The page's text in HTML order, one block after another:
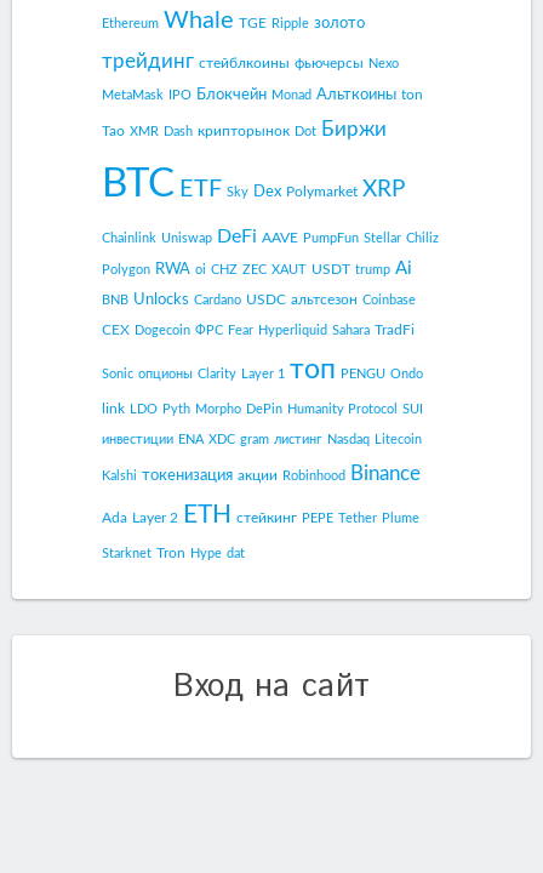
Ethereum Whale TGE Ripple золото
трейдинг стейблкоины фьючерсы Nexo
MetaMask IPO Блокчейн Monad Альткоины ton
Tao XMR Dash крипторынок Dot Биржи
BTC ETF Sky Dex Polymarket XRP
Chainlink Uniswap DeFi AAVE PumpFun Stellar Chiliz
Polygon RWA oi CHZ ZEC XAUT USDT trump Ai
BNB Unlocks Cardano USDC альтсезон Coinbase
CEX Dogecoin ФРС Fear Hyperliquid Sahara TradFi
Sonic опционы Clarity Layer 1 топ PENGU Ondo
link LDO Pyth Morpho DePin Humanity Protocol SUI
инвестиции ENA XDC gram листинг Nasdaq Litecoin
Kalshi токенизация акции Robinhood Binance
Ada Layer 2 ETH стейкинг PEPE Tether Plume
Starknet Tron Hype dat
Вход на сайт